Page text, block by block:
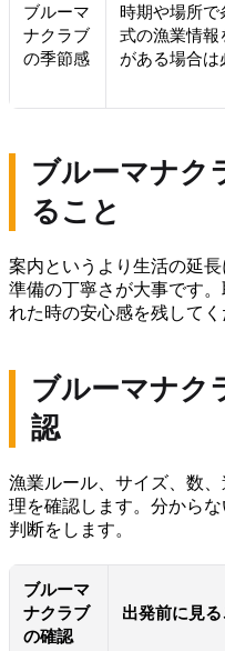
ブルーマ
ナクラブ
の季節感
時期や場所で
式の漁業情報
がある場合は
ブルーマナク
ること
案内というより生活の延
準備の丁寧さが大事です
れた時の安心感を残してく
ブルーマナク
認
漁業ルール、サイズ、数
理を確認します。分から
判断をします。
ブルーマ
ナクラブ
の確認
出発前に見る